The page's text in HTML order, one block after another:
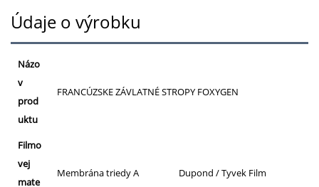
Údaje o výrobku
Názo
v
prod
uktu
FRANCÚZSKE ZÁVLATNÉ STROPY FOXYGEN
Filmo
vej
mate
Membrána triedy A Dupond / Tyvek Film